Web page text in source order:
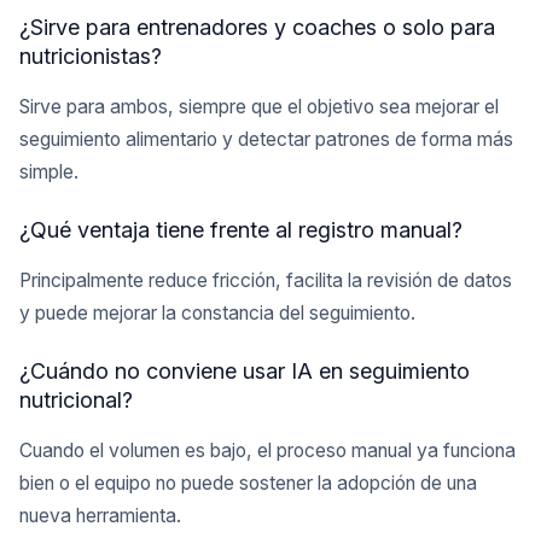
¿Sirve para entrenadores y coaches o solo para
nutricionistas?
Sirve para ambos, siempre que el objetivo sea mejorar el
seguimiento alimentario y detectar patrones de forma más
simple.
¿Qué ventaja tiene frente al registro manual?
Principalmente reduce fricción, facilita la revisión de datos
y puede mejorar la constancia del seguimiento.
¿Cuándo no conviene usar IA en seguimiento
nutricional?
Cuando el volumen es bajo, el proceso manual ya funciona
bien o el equipo no puede sostener la adopción de una
nueva herramienta.